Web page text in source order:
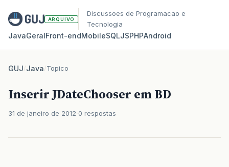
ARQUIVO
Discussoes de Programacao e
Tecnologia
JavaGeralFront‑endMobileSQLJSPHPAndroid
GUJ/Java/Topico
Inserir JDateChooser em BD
31 de janeiro de 2012 0 respostas